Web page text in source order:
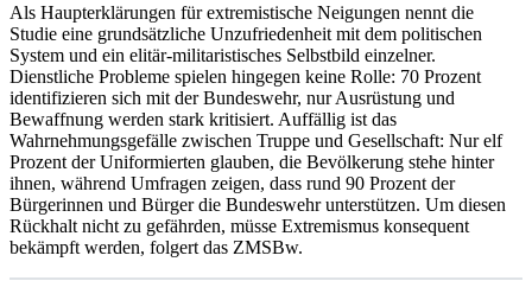
Als Haupterklärungen für extremistische Neigungen nennt die
Studie eine grundsätzliche Unzufriedenheit mit dem politischen
System und ein elitär-militaristisches Selbstbild einzelner.
Dienstliche Probleme spielen hingegen keine Rolle: 70 Prozent
identifizieren sich mit der Bundeswehr, nur Ausrüstung und
Bewaffnung werden stark kritisiert. Auffällig ist das
Wahrnehmungsgefälle zwischen Truppe und Gesellschaft: Nur elf
Prozent der Uniformierten glauben, die Bevölkerung stehe hinter
ihnen, während Umfragen zeigen, dass rund 90 Prozent der
Bürgerinnen und Bürger die Bundeswehr unterstützen. Um diesen
Rückhalt nicht zu gefährden, müsse Extremismus konsequent
bekämpft werden, folgert das ZMSBw.